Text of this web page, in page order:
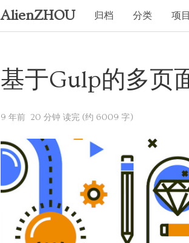
AlienZHOU 归档 分类 项
基于Gulp的多页
9 年前 20 分钟 读完 (约 6009 字)